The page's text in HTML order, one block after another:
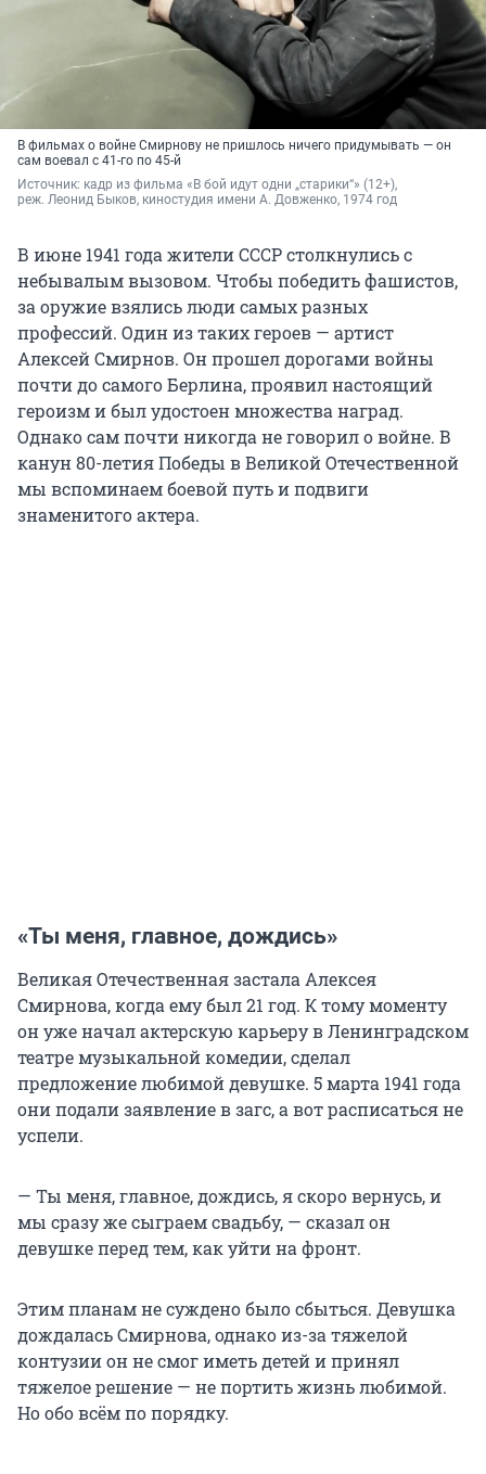
В фильмах о войне Смирнову не пришлось ничего придумывать — он
сам воевал с 41-го по 45-й
Источник:
реж. Леонид Быков, киностудия имени А. Довженко, 1974 год
В июне 1941 года жители СССР столкнулись с
небывалым вызовом. Чтобы победить фашистов,
за оружие взялись люди самых разных
профессий. Один из таких героев — артист
Алексей Смирнов. Он прошел дорогами войны
почти до самого Берлина, проявил настоящий
героизм и был удостоен множества наград.
Однако сам почти никогда не говорил о войне. В
канун 80-летия Победы в Великой Отечественной
мы вспоминаем боевой путь и подвиги
знаменитого актера.
«Ты меня, главное, дождись»
Великая Отечественная застала Алексея
Смирнова, когда ему был 21 год. К тому моменту
он уже начал актерскую карьеру в Ленинградском
театре музыкальной комедии, сделал
предложение любимой девушке. 5 марта 1941 года
они подали заявление в загс, а вот расписаться не
успели.
— Ты меня, главное, дождись, я скоро вернусь, и
мы сразу же сыграем свадьбу, — сказал он
девушке перед тем, как уйти на фронт.
Этим планам не суждено было сбыться. Девушка
дождалась Смирнова, однако из-за тяжелой
контузии он не смог иметь детей и принял
тяжелое решение — не портить жизнь любимой.
Но обо всём по порядку.